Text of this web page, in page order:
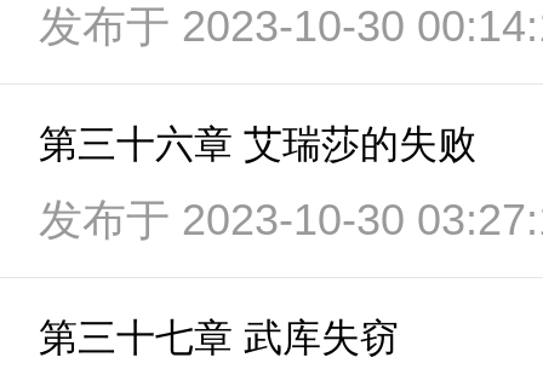
发布于 2023-10-30
第三十六章 艾瑞莎的失败
发布于 2023-10-30
第三十七章 武库失窃